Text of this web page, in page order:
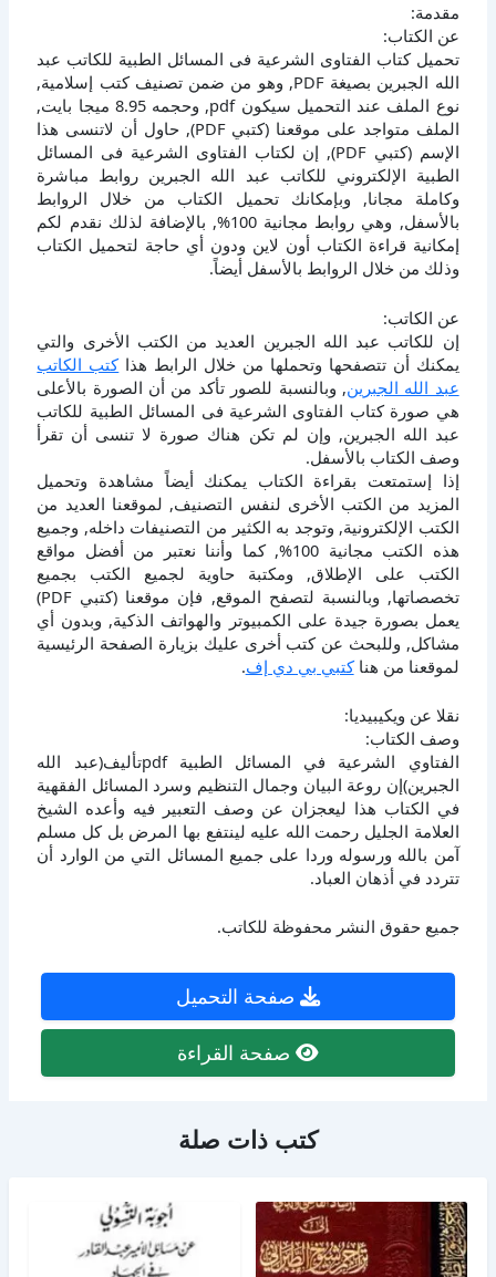
مقدمة:
عن الكتاب:
تحميل كتاب الفتاوى الشرعية فى المسائل الطبية للكاتب عبد
الله الجبرين بصيغة PDF, وهو من ضمن تصنيف كتب إسلامية,
نوع الملف عند التحميل سيكون pdf, وحجمه 8.95 ميجا بايت,
الملف متواجد على موقعنا (كتبي PDF), حاول أن لاتنسى هذا
الإسم (كتبي PDF), إن لكتاب الفتاوى الشرعية فى المسائل
الطبية الإلكتروني للكاتب عبد الله الجبرين روابط مباشرة
وكاملة مجانا, وبإمكانك تحميل الكتاب من خلال الروابط
بالأسفل, وهي روابط مجانية 100%, بالإضافة لذلك نقدم لكم
إمكانية قراءة الكتاب أون لاين ودون أي حاجة لتحميل الكتاب
وذلك من خلال الروابط بالأسفل أيضاً.
عن الكاتب:
إن للكاتب عبد الله الجبرين العديد من الكتب الأخرى والتي
يمكنك أن تتصفحها وتحملها من خلال الرابط هذاكتب الكاتب
عبد الله الجبرين, وبالنسبة للصور تأكد من أن الصورة بالأعلى
هي صورة كتاب الفتاوى الشرعية فى المسائل الطبية للكاتب
عبد الله الجبرين, وإن لم تكن هناك صورة لا تنسى أن تقرأ
وصف الكتاب بالأسفل.
إذا إستمتعت بقراءة الكتاب يمكنك أيضاً مشاهدة وتحميل
المزيد من الكتب الأخرى لنفس التصنيف, لموقعنا العديد من
الكتب الإلكترونية, وتوجد به الكثير من التصنيفات داخله, وجميع
هذه الكتب مجانية 100%, كما وأننا نعتبر من أفضل مواقع
الكتب على الإطلاق, ومكتبة حاوية لجميع الكتب بجميع
تخصصاتها, وبالنسبة لتصفح الموقع, فإن موقعنا (كتبي PDF)
يعمل بصورة جيدة على الكمبيوتر والهواتف الذكية, وبدون أي
مشاكل, وللبحث عن كتب أخرى عليك بزيارة الصفحة الرئيسية
لموقعنا من هناكتبي بي دي إف.
نقلا عن ويكيبيديا:
وصف الكتاب:
الفتاوي الشرعية في المسائل الطبية pdfتأليف(عبد الله
الجبرين)إن روعة البيان وجمال التنظيم وسرد المسائل الفقهية
في الكتاب هذا ليعجزان عن وصف التعبير فيه وأعده الشيخ
العلامة الجليل رحمت الله عليه لينتفع بها المرض بل كل مسلم
آمن بالله ورسوله وردا على جميع المسائل التي من الوارد أن
تتردد في أذهان العباد.
جميع حقوق النشر محفوظة للكاتب.
صفحة التحميل
صفحة القراءة
كتب ذات صلة